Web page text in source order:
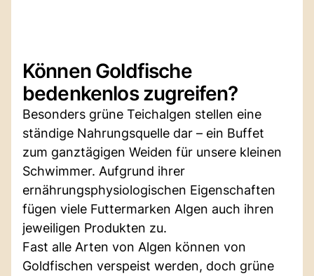
Können Goldfische
bedenkenlos zugreifen?
Besonders grüne Teichalgen stellen eine
ständige Nahrungsquelle dar – ein Buffet
zum ganztägigen Weiden für unsere kleinen
Schwimmer. Aufgrund ihrer
ernährungsphysiologischen Eigenschaften
fügen viele Futtermarken Algen auch ihren
jeweiligen Produkten zu.
Fast alle Arten von Algen können von
Goldfischen verspeist werden, doch grüne